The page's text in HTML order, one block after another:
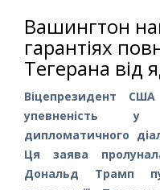
Вашингтон
гарантіях
Тегерана від
Віцепрезидент
упевненість у
дипломатичного
Ця заява
Дональд Трамп